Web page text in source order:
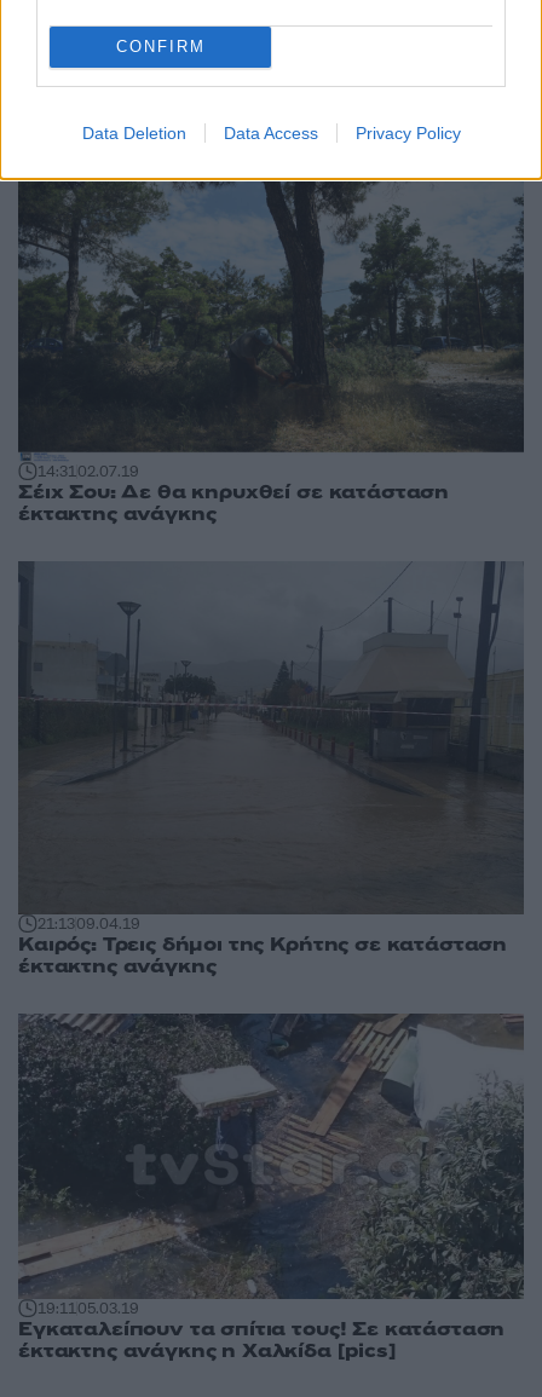
CONFIRM
Data Deletion Data Access Privacy Policy
15:4011.07.19
Αίτημα και από την Ημαθία για κήρυξη της
περιοχής σε κατάσταση έκτακτης ανάγκης
14:3102.07.19
Σέιχ Σου: Δε θα κηρυχθεί σε κατάσταση
έκτακτης ανάγκης
21:1309.04.19
Καιρός: Τρεις δήμοι της Κρήτης σε κατάσταση
έκτακτης ανάγκης
19:1105.03.19
Εγκαταλείπουν τα σπίτια τους! Σε κατάσταση
έκτακτης ανάγκης η Χαλκίδα [pics]